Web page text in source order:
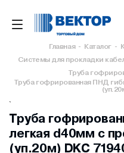
Главная - Каталог -
Системы для прокладки
Труба
Труба гофрированная ПНД
`
Труба
легкая d40мм с
(уп.20м) DKC